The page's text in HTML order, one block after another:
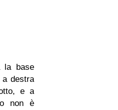
la base
a destra
e a
non è